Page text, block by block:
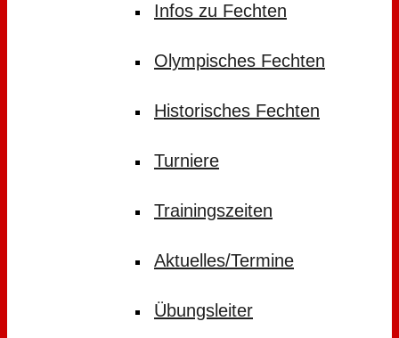
Infos zu Fechten
Olympisches Fechten
Historisches Fechten
Turniere
Trainingszeiten
Aktuelles/Termine
Übungsleiter